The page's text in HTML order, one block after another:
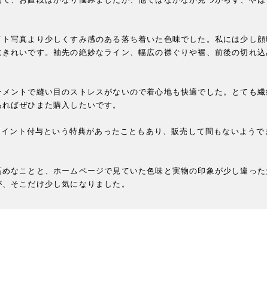
写真より少しくすみ感のある落ち着いた色味でした。私には少し
れいです。袖先の絶妙なライン、幅広の襟ぐりや裾、前後の切れ
ントで縫い目のストレスがないので着心地も快適でした。とても
ばぜひまた購入したいです。
ント付与という特典があったこともあり、販売して間もないよう
なことと、ホームページで見ていた色味と実物の印象が少し違っ
そこだけ少し気になりました。